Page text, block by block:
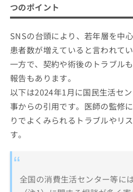
つのポイント
SNSの台頭により、若年層を中
患者数が増えていると言われてい
一方で、契約や術後のトラブル
報告もあります。
以下は2024年1月に国民生活セ
事からの引用です。医師の監修
りでよくみられるトラブルやリ
す。
全国の消費生活センター等に